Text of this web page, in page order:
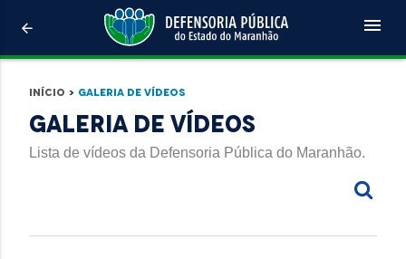
arrow_back menu
Início > Galeria de Vídeos
Galeria de Vídeos
Lista de vídeos da Defensoria Pública do Maranhão.